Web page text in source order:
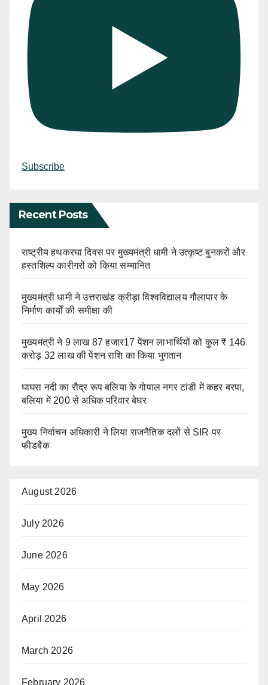
Subscribe
Recent Posts
राष्ट्रीय हथकरघा दिवस पर मुख्यमंत्री धामी ने उत्कृष्ट बुनकरों और
हस्तशिल्प कारीगरों को किया सम्मानित
मुख्यमंत्री धामी ने उत्तराखंड क्रीड़ा विश्वविद्यालय गौलापार के
निर्माण कार्यों की समीक्षा की
मुख्यमंत्री ने 9 लाख 87 हजार17 पेंशन लाभार्थियों को कुल ₹ 146
करोड़ 32 लाख की पेंशन राशि का किया भुगतान
घाघरा नदी का रौद्र रूप बलिया के गोपाल नगर टांडी में कहर बरपा,
बलिया में 200 से अधिक परिवार बेघर
मुख्य निर्वाचन अधिकारी ने लिया राजनैतिक दलों से SIR पर
फीडबैक
August 2026
July 2026
June 2026
May 2026
April 2026
March 2026
February 2026